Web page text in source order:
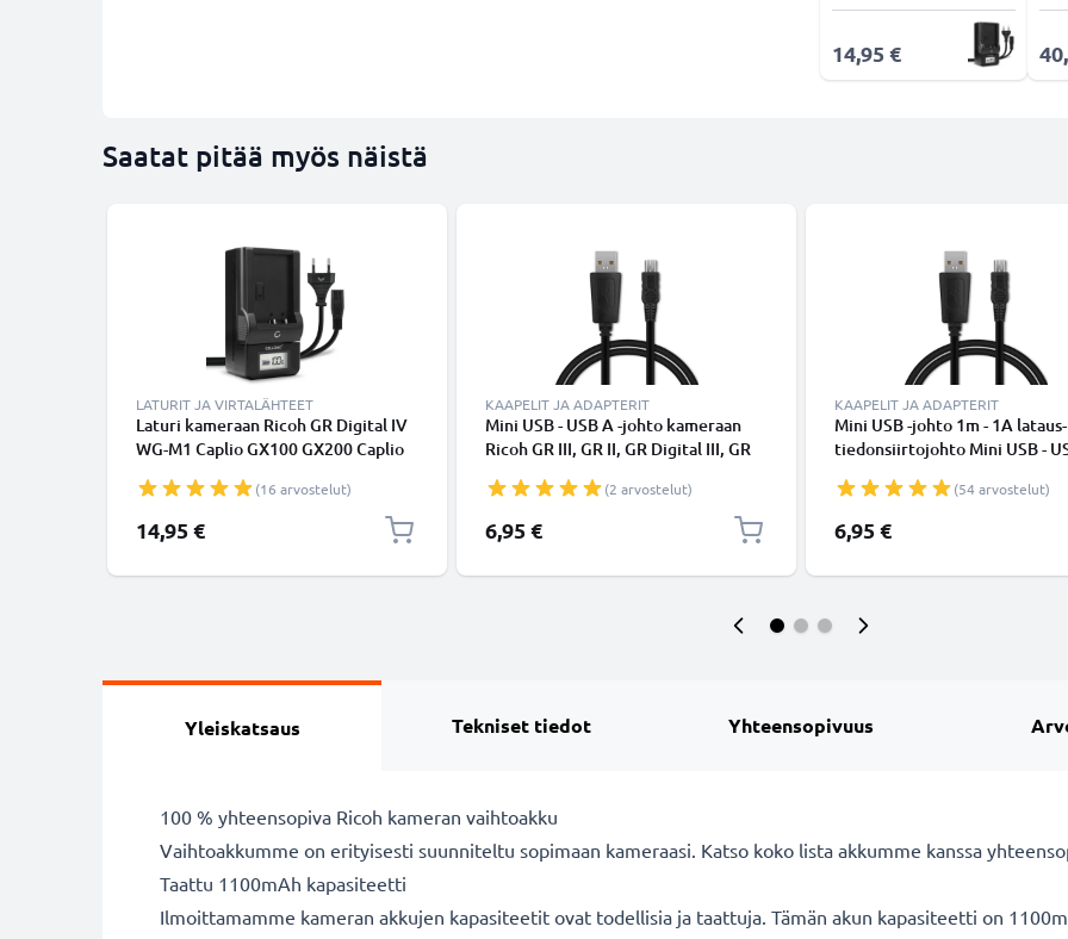
14,95 €
Saatat pitää myös näistä
LATURIT JA VIRTALÄHTEET
Laturi kameraan Ricoh GR Digital IV
WG-M1 Caplio GX100 GX200 Caplio
DB-60 DB-65 tarvikelaturi
(16 arvostelut)
14,95 €
KAAPELIT JA ADAPTERIT
Mini USB - USB A -johto kameraan
Ricoh GR III, GR II, GR Digital III, GR
GX100, Caplio 500SE, GX200 - Musta
1m, nopea 1A, PVC-kamerajohto
tuotemerkiltä CELLONIC
(2 arvostelut)
6,95 €
KAAPELIT JA ADAPTERIT
Mini USB -johto 1m - 1A
tiedonsiirtojohto Mini USB -
(54 arvostelut)
6,95 €
Yleiskatsaus Tekniset tiedot Yhteensopivuus
100 % yhteensopiva Ricoh kameran vaihtoakku
Vaihtoakkumme on erityisesti suunniteltu sopimaan kameraasi. Katso koko lista akkumme kanssa
Taattu 1100mAh kapasiteetti
Ilmoittamamme kameran akkujen kapasiteetit ovat todellisia ja taattuja. Tämän akun kapasiteetti on